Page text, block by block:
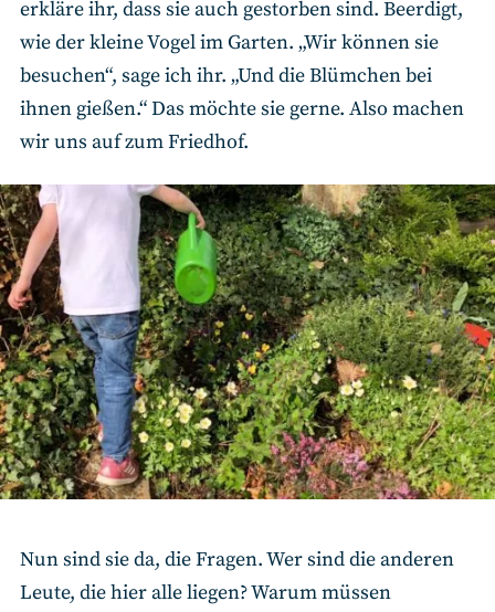
erkläre ihr, dass sie auch gestorben sind. Beerdigt,
wie der kleine Vogel im Garten. „Wir können sie
besuchen“, sage ich ihr. „Und die Blümchen bei
ihnen gießen.“ Das möchte sie gerne. Also machen
wir uns auf zum Friedhof.
Nun sind sie da, die Fragen. Wer sind die anderen
Leute, die hier alle liegen? Warum müssen